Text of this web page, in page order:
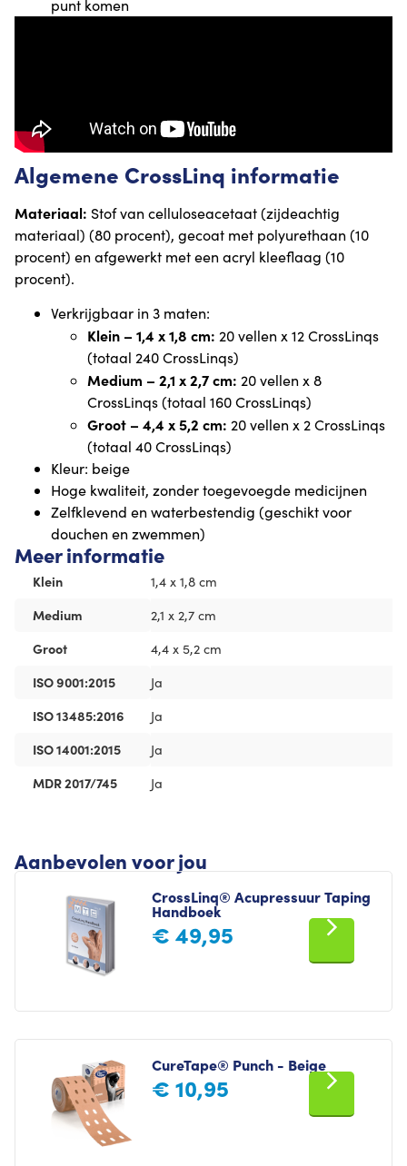
punt komen
Algemene CrossLinq informatie
Materiaal: Stof van celluloseacetaat (zijdeachtig
materiaal) (80 procent), gecoat met polyurethaan (10
procent) en afgewerkt met een acryl kleeflaag (10
procent).
Verkrijgbaar in 3 maten:
Klein – 1,4 x 1,8 cm: 20 vellen x 12 CrossLinqs
(totaal 240 CrossLinqs)
Medium – 2,1 x 2,7 cm: 20 vellen x 8
CrossLinqs (totaal 160 CrossLinqs)
Groot – 4,4 x 5,2 cm: 20 vellen x 2 CrossLinqs
(totaal 40 CrossLinqs)
Kleur: beige
Hoge kwaliteit, zonder toegevoegde medicijnen
Zelfklevend en waterbestendig (geschikt voor
douchen en zwemmen)
Meer informatie
Klein
1,4 x 1,8 cm
Medium
2,1 x 2,7 cm
Groot
4,4 x 5,2 cm
ISO 9001:2015
Ja
ISO 13485:2016
Ja
ISO 14001:2015
Ja
MDR 2017/745
Ja
Aanbevolen voor jou
CrossLinq® Acupressuur Taping
Handboek
€ 49,95
CureTape® Punch - Beige
€ 10,95